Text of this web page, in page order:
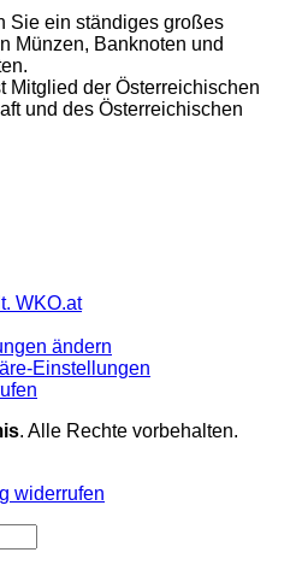
Sie ein ständiges großes
Münzen, Banknoten und
Mitglied der Österreichischen
und des Österreichischen
WKO.at
ändern
Einstellungen
. Alle Rechte vorbehalten.
widerrufen